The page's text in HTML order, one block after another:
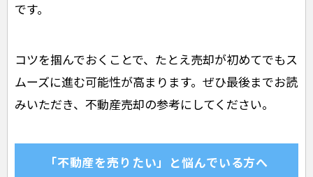
です。
コツを掴んでおくことで、たとえ売却が初めてでもス
ムーズに進む可能性が高まります。ぜひ最後までお読
みいただき、不動産売却の参考にしてください。
「不動産を売りたい」と悩んでいる方へ